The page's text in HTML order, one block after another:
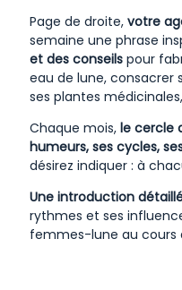
Page de droite, votre
semaine une phrase
et des conseilspour
eau de lune, consacrer
ses plantes
Chaque mois, le cercle
humeurs, ses cycles,
désirez indiquer : à
Une introduction
rythmes et ses
femmes-lune au cours